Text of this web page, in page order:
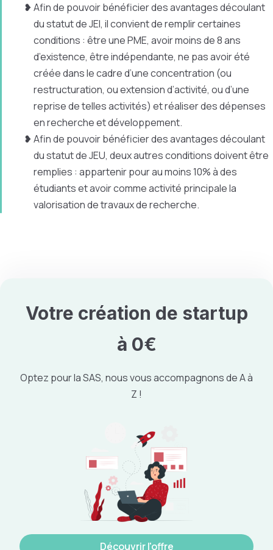
Afin de pouvoir bénéficier des avantages découlant
du statut de JEI, il convient de remplir certaines
conditions : être une PME, avoir moins de 8 ans
d’existence, être indépendante, ne pas avoir été
créée dans le cadre d’une concentration (ou
restructuration, ou extension d’activité, ou d’une
reprise de telles activités) et réaliser des dépenses
en recherche et développement.
Afin de pouvoir bénéficier des avantages découlant
du statut de JEU, deux autres conditions doivent être
remplies : appartenir pour au moins 10% à des
étudiants et avoir comme activité principale la
valorisation de travaux de recherche.
Votre création de startup
à 0€
Optez pour la SAS, nous vous accompagnons de A à
Z !
Découvrir l'offre